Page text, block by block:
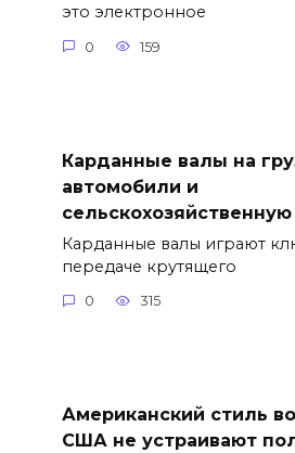
это электронное
0 159
Карданные валы на
автомобили и
сельскохозяйственную
Карданные валы играют
передаче крутящего
0 315
Американский стиль
США не устраивают